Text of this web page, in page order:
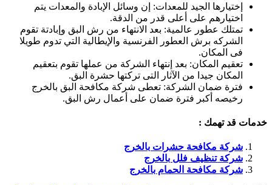
إختيارها الجيد للمعدات: إن وسائل الإبادة والمعدات يتم
اختيارهم على أعلى قدر من الدقة.
تمتلك عطور عالمية: بعد الانتهاء من رش البق وإبادتة تقوم
الشركه برش العطور الفرنسية والإيطالية التي تدوم طويلا
فى المكان.
تعقيم المكان: بعد إنتهاء الشركة من عملها تقوم بتعقيم
المكان جيدا من الآثار التى تركتها حشرة البق.
فترة ضمان الشركة: تعطى شركة مكافحة البق بالخرج
رخيصه أكبر فترة ضمان على أعمال رش البق.
خدمات قد تهمك :
شركة مكافحة حشرات بالخرج
شركة تنظيف فلل بالخرج
شركة مكافحة الحمام بالخرج